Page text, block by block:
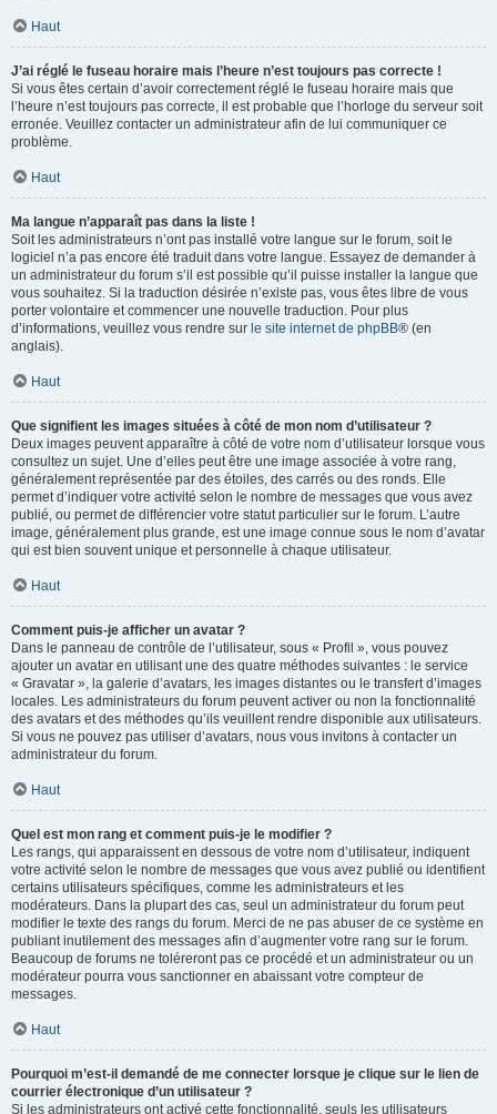
Haut
J’ai réglé le fuseau horaire mais l’heure n’est toujours pas correcte !
Si vous êtes certain d’avoir correctement réglé le fuseau horaire mais que
l’heure n’est toujours pas correcte, il est probable que l’horloge du serveur soit
erronée. Veuillez contacter un administrateur afin de lui communiquer ce
problème.
Haut
Ma langue n’apparaît pas dans la liste !
Soit les administrateurs n’ont pas installé votre langue sur le forum, soit le
logiciel n’a pas encore été traduit dans votre langue. Essayez de demander à
un administrateur du forum s’il est possible qu’il puisse installer la langue que
vous souhaitez. Si la traduction désirée n’existe pas, vous êtes libre de vous
porter volontaire et commencer une nouvelle traduction. Pour plus
d’informations, veuillez vous rendre sur le site internet de phpBB® (en
anglais).
Haut
Que signifient les images situées à côté de mon nom d’utilisateur ?
Deux images peuvent apparaître à côté de votre nom d’utilisateur lorsque vous
consultez un sujet. Une d’elles peut être une image associée à votre rang,
généralement représentée par des étoiles, des carrés ou des ronds. Elle
permet d’indiquer votre activité selon le nombre de messages que vous avez
publié, ou permet de différencier votre statut particulier sur le forum. L’autre
image, généralement plus grande, est une image connue sous le nom d’avatar
qui est bien souvent unique et personnelle à chaque utilisateur.
Haut
Comment puis-je afficher un avatar ?
Dans le panneau de contrôle de l’utilisateur, sous « Profil », vous pouvez
ajouter un avatar en utilisant une des quatre méthodes suivantes : le service
« Gravatar », la galerie d’avatars, les images distantes ou le transfert d’images
locales. Les administrateurs du forum peuvent activer ou non la fonctionnalité
des avatars et des méthodes qu’ils veuillent rendre disponible aux utilisateurs.
Si vous ne pouvez pas utiliser d’avatars, nous vous invitons à contacter un
administrateur du forum.
Haut
Quel est mon rang et comment puis-je le modifier ?
Les rangs, qui apparaissent en dessous de votre nom d’utilisateur, indiquent
votre activité selon le nombre de messages que vous avez publié ou identifient
certains utilisateurs spécifiques, comme les administrateurs et les
modérateurs. Dans la plupart des cas, seul un administrateur du forum peut
modifier le texte des rangs du forum. Merci de ne pas abuser de ce système en
publiant inutilement des messages afin d’augmenter votre rang sur le forum.
Beaucoup de forums ne toléreront pas ce procédé et un administrateur ou un
modérateur pourra vous sanctionner en abaissant votre compteur de
messages.
Haut
Pourquoi m’est-il demandé de me connecter lorsque je clique sur le lien de
courrier électronique d’un utilisateur ?
Si les administrateurs ont activé cette fonctionnalité, seuls les utilisateurs